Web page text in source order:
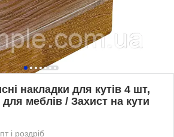
накладки для кутів 4 шт,
меблів / Захист на кути
і роздріб